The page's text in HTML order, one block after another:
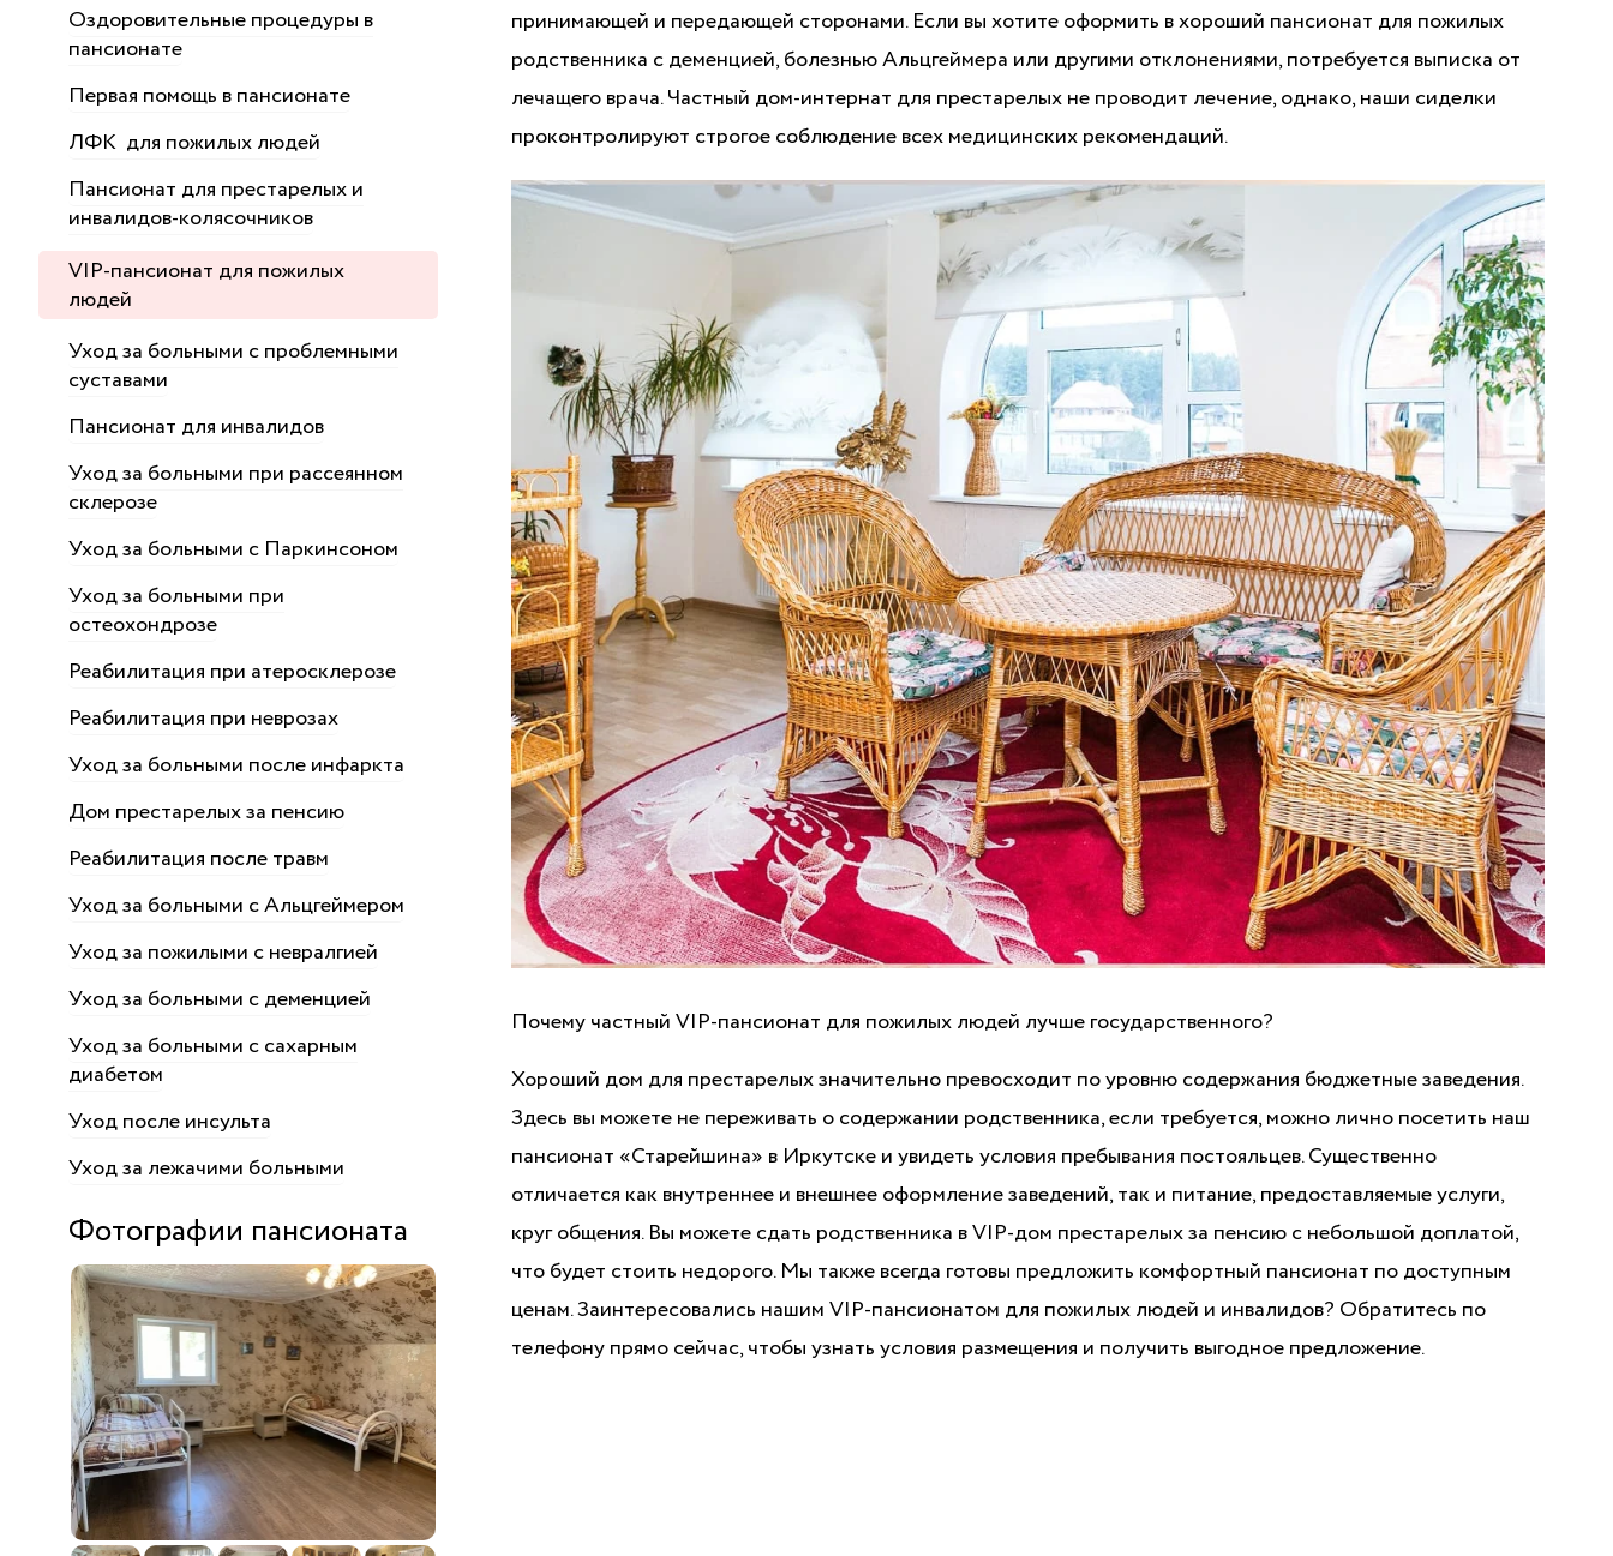
Оздоровительные процедуры в
пансионате
Первая помощь в пансионате
ЛФК для пожилых людей
Пансионат для престарелых и
инвалидов-колясочников
VIP-пансионат для пожилых
людей
Уход за больными с проблемными
суставами
Пансионат для инвалидов
Уход за больными при рассеянном
склерозе
Уход за больными с Паркинсоном
Уход за больными при
остеохондрозе
Реабилитация при атеросклерозе
Реабилитация при неврозах
Уход за больными после инфаркта
Дом престарелых за пенсию
Реабилитация после травм
Уход за больными с Альцгеймером
Уход за пожилыми с невралгией
Уход за больными с деменцией
Уход за больными с сахарным
диабетом
Уход после инсульта
Уход за лежачими больными
Фотографии пансионата
принимающей и передающей сторонами. Если вы хотите оформить в хороший пансионат для пожилых
родственника с деменцией, болезнью Альцгеймера или другими отклонениями, потребуется выписка от
лечащего врача. Частный дом-интернат для престарелых не проводит лечение, однако, наши сиделки
проконтролируют строгое соблюдение всех медицинских рекомендаций.
Почему частный VIP-пансионат для пожилых людей лучше государственного?
Хороший дом для престарелых значительно превосходит по уровню содержания бюджетные заведения.
Здесь вы можете не переживать о содержании родственника, если требуется, можно лично посетить наш
пансионат «Старейшина» в Иркутске и увидеть условия пребывания постояльцев. Существенно
отличается как внутреннее и внешнее оформление заведений, так и питание, предоставляемые услуги,
круг общения. Вы можете сдать родственника в VIP-дом престарелых за пенсию с небольшой доплатой,
что будет стоить недорого. Мы также всегда готовы предложить комфортный пансионат по доступным
ценам. Заинтересовались нашим VIP-пансионатом для пожилых людей и инвалидов? Обратитесь по
телефону прямо сейчас, чтобы узнать условия размещения и получить выгодное предложение.